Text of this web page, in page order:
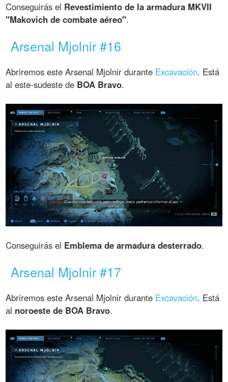
Conseguirás el Revestimiento de la armadura MKVII
"Makovich de combate aéreo".
Arsenal Mjolnir #16
Abriremos este Arsenal Mjolnir durante Excavación. Está
al este-sudeste de BOA Bravo.
Conseguirás el Emblema de armadura desterrado.
Arsenal Mjolnir #17
Abriremos este Arsenal Mjolnir durante Excavación. Está
al noroeste de BOA Bravo.